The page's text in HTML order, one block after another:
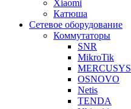
Xiaomi
Катюша
Сетевое оборудование
Коммутаторы
SNR
MikroTik
MERCUSYS
OSNOVO
Netis
TENDA